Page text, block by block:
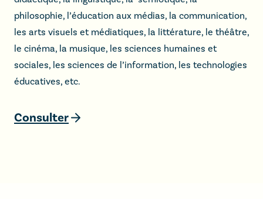
philosophie, l’éducation aux médias, la communication,
les arts visuels et médiatiques, la littérature, le théâtre,
le cinéma, la musique, les sciences humaines et
sociales, les sciences de l’information, les technologies
éducatives, etc.
Consulter